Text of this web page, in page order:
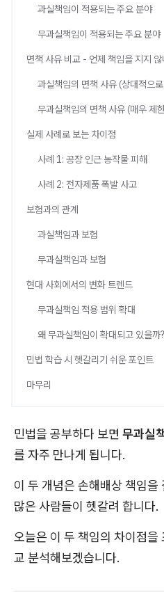
과실책임이 적용되는 주요 분야
무과실책임이 적용되는 주요 분야
면책 사유 비교 - 언제 책임을 지지 않
과실책임의 면책 사유 (상대적으
무과실책임의 면책 사유 (매우 제
실제 사례로 보는 차이점
사례 1: 공장 인근 농작물 피해
사례 2: 전자제품 폭발 사고
보험과의 관계
과실책임과 보험
무과실책임과 보험
현대 사회에서의 변화 트렌드
무과실책임 적용 범위 확대
왜 무과실책임이 확대되고 있을까?
민법 학습 시 헷갈리기 쉬운 포인트
마무리
민법을 공부하다 보면 무과실
를 자주 만나게 됩니다.
이 두 개념은 손해배상 책임
많은 사람들이 헷갈려 합니다.
오늘은 이 두 책임의 차이점을
교 분석해보겠습니다.